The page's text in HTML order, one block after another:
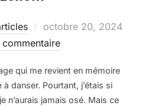
Publié
le
octobre 20, 2024
commentaire
qui me revient en mémoire
à danser. Pourtant, j’étais si
n’aurais jamais osé. Mais ce